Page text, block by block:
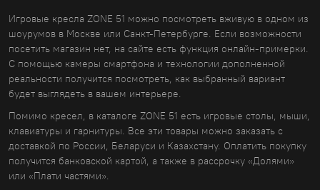
Игровые кресла ZONE 51 можно посмотреть вживую в одном из
шоурумов в Москве или Санкт-Петербурге. Если возможности
посетить магазин нет, на сайте есть функция онлайн-примерки.
С помощью камеры смартфона и технологии дополненной
реальности получится посмотреть, как выбранный вариант
будет выглядеть в вашем интерьере.
Помимо кресел, в каталоге ZONE 51 есть игровые столы, мыши,
клавиатуры и гарнитуры. Все эти товары можно заказать с
доставкой по России, Беларуси и Казахстану. Оплатить покупку
получится банковской картой, а также в рассрочку «Долями»
или «Плати частями».